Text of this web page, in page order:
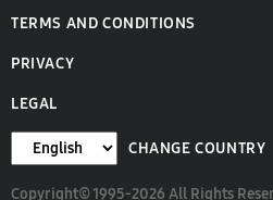
TERMS AND CONDITIONS
PRIVACY
LEGAL
CHANGE COUNTRY
Copyright© 1995-2026 All Rights